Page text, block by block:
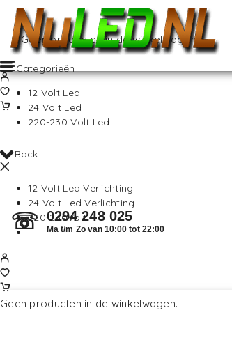
Geen producten in de winkelwagen.
Back
12 Volt Led Verlichting
24 Volt Led Verlichting
220-230Volt
Categorieën
12 Volt Led
24 Volt Led
220-230 Volt Led
☏ 0294 248 025
Ma t/m Zo van 10:00 tot 22:00
Geen producten in de winkelwagen.